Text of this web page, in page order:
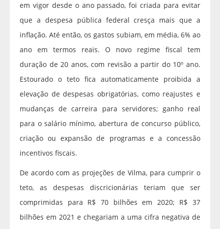
em vigor desde o ano passado, foi criada para evitar
que a despesa pública federal cresça mais que a
inflação. Até então, os gastos subiam, em média, 6% ao
ano em termos reais. O novo regime fiscal tem
duração de 20 anos, com revisão a partir do 10º ano.
Estourado o teto fica automaticamente proibida a
elevação de despesas obrigatórias, como reajustes e
mudanças de carreira para servidores; ganho real
para o salário mínimo, abertura de concurso público,
criação ou expansão de programas e a concessão
incentivos fiscais.
De acordo com as projeções de Vilma, para cumprir o
teto, as despesas discricionárias teriam que ser
comprimidas para R$ 70 bilhões em 2020; R$ 37
bilhões em 2021 e chegariam a uma cifra negativa de